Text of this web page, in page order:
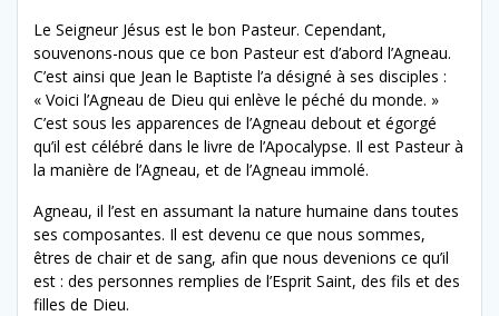
Le Seigneur Jésus est le bon Pasteur. Cependant,
souvenons-nous que ce bon Pasteur est d’abord l’Agneau.
C’est ainsi que Jean le Baptiste l’a désigné à ses disciples :
« Voici l’Agneau de Dieu qui enlève le péché du monde. »
C’est sous les apparences de l’Agneau debout et égorgé
qu’il est célébré dans le livre de l’Apocalypse. Il est Pasteur à
la manière de l’Agneau, et de l’Agneau immolé.
Agneau, il l’est en assumant la nature humaine dans toutes
ses composantes. Il est devenu ce que nous sommes,
êtres de chair et de sang, afin que nous devenions ce qu’il
est : des personnes remplies de l’Esprit Saint, des fils et des
filles de Dieu.